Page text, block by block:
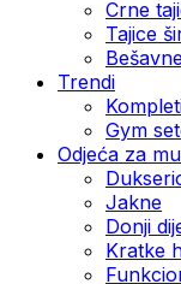
Crne
Tajice
Trendi
Gym
Odjeća za
Jakne
Donji
Kratke